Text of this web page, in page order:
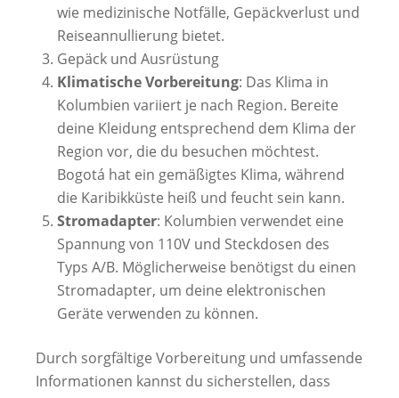
wie medizinische Notfälle, Gepäckverlust und
Reiseannullierung bietet.
Gepäck und Ausrüstung
Klimatische Vorbereitung: Das Klima in
Kolumbien variiert je nach Region. Bereite
deine Kleidung entsprechend dem Klima der
Region vor, die du besuchen möchtest.
Bogotá hat ein gemäßigtes Klima, während
die Karibikküste heiß und feucht sein kann.
Stromadapter: Kolumbien verwendet eine
Spannung von 110V und Steckdosen des
Typs A/B. Möglicherweise benötigst du einen
Stromadapter, um deine elektronischen
Geräte verwenden zu können.
Durch sorgfältige Vorbereitung und umfassende
Informationen kannst du sicherstellen, dass